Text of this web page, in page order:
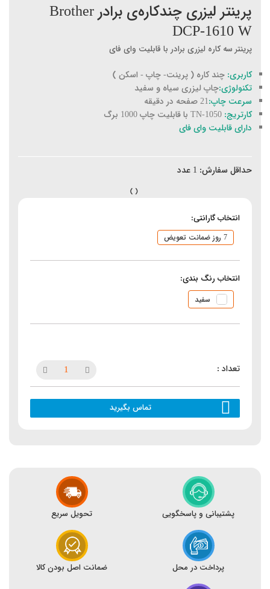
پرینتر لیزری چندکاره‌ی برادر Brother
DCP-1610 W
پرینتر سه کاره لیزری برادر با قابلیت وای فای
کاربری: چند کاره ( پرینت- چاپ - اسکن )
تکنولوژی:چاپ لیزری سیاه و سفید
سرعت چاپ:21 صفحه در دقیقه
کارتریج:
دارای قابلیت وای فای
حداقل سفارش: 1 عدد
انتخاب گارانتی:
7 روز ضمانت تعویض
انتخاب رنگ بندی:
سفید
تماس بگیرید
پشتیبانی و پاسخگویی تحویل سریع
پرداخت در محل ضمانت اصل بودن کالا